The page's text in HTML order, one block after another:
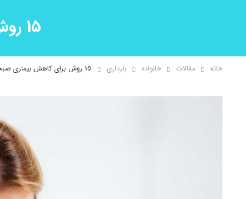
15 روش برای کاهش بیماری صبحگاهی بارداری (بخش اول)
خانه مقالات خانواده بارداری ۱۵ روش برای کاهش بیماری صبحگاهی بارداری (بخش اول)